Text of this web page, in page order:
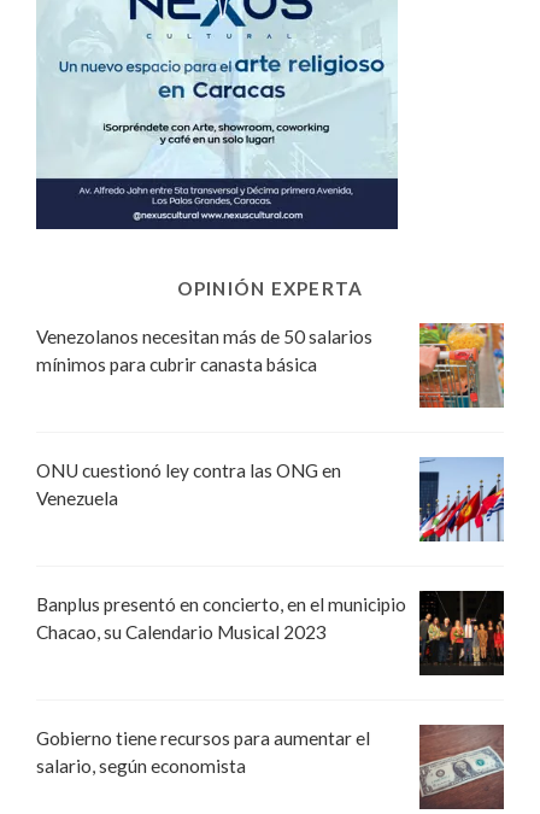
OPINIÓN EXPERTA
Venezolanos necesitan más de 50 salarios
mínimos para cubrir canasta básica
ONU cuestionó ley contra las ONG en
Venezuela
Banplus presentó en concierto, en el municipio
Chacao, su Calendario Musical 2023
Gobierno tiene recursos para aumentar el
salario, según economista